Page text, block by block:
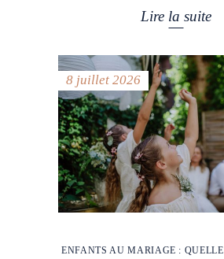
Lire la suite
8 juillet 2026
ENFANTS AU MARIAGE :